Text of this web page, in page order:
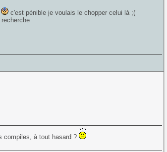
c'est pénible je voulais le chopper celui là ;(
compiles, à tout hasard ?